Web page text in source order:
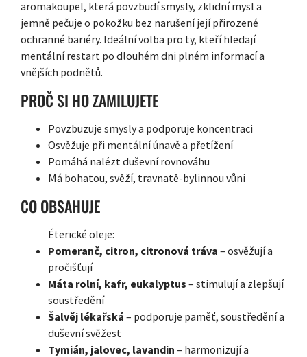
aromakoupel, která povzbudí smysly, zklidní mysl a
jemně pečuje o pokožku bez narušení její přirozené
ochranné bariéry. Ideální volba pro ty, kteří hledají
mentální restart po dlouhém dni plném informací a
vnějších podnětů.
PROČ SI HO ZAMILUJETE
Povzbuzuje smysly a podporuje koncentraci
Osvěžuje při mentální únavě a přetížení
Pomáhá nalézt duševní rovnováhu
Má bohatou, svěží, travnatě-bylinnou vůni
CO OBSAHUJE
Éterické oleje:
Pomeranč, citron, citronová tráva – osvěžují a
pročišťují
Máta rolní, kafr, eukalyptus – stimulují a zlepšují
soustředění
Šalvěj lékařská – podporuje paměť, soustředění a
duševní svěžest
Tymián, jalovec, lavandin – harmonizují a